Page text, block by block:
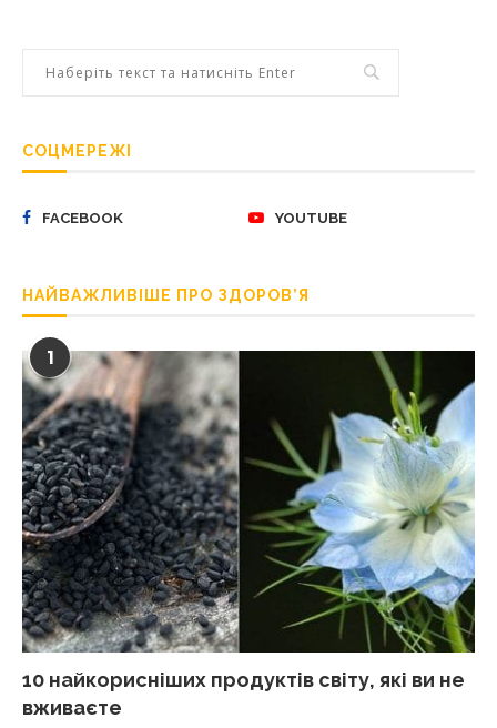
СОЦМЕРЕЖІ
FACEBOOK YOUTUBE
НАЙВАЖЛИВІШЕ ПРО ЗДОРОВ’Я
1
10 найкорисніших продуктів світу, які ви не
вживаєте